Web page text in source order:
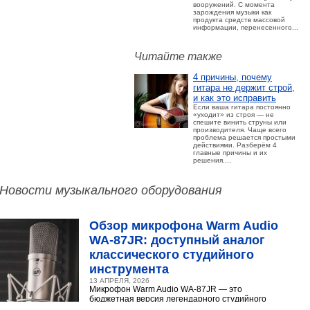
вооружений. С момента
зарождения музыки как
продукта средств массовой
информации, перенесенного...
Читайте также
4 причины, почему
гитара не держит строй,
и как это исправить
Если ваша гитара постоянно
«уходит» из строя — не
спешите винить струны или
производителя. Чаще всего
проблема решается простыми
действиями. Разберём 4
главные причины и их
решения....
Новости музыкального оборудования
Обзор микрофона Warm Audio
WA‑87JR: доступный аналог
классического студийного
инструмента
13 АПРЕЛЯ, 2026
Микрофон Warm Audio WA‑87JR — это
бюджетная версия легендарного студийного